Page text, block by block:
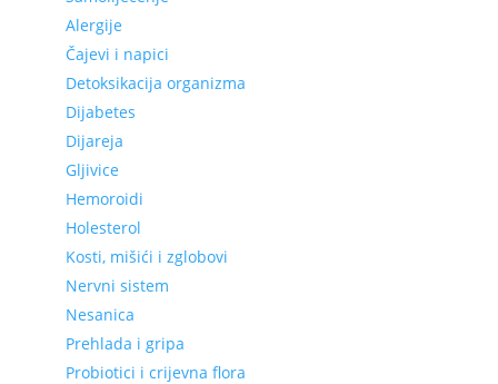
Alergije
Čajevi i napici
Detoksikacija organizma
Dijabetes
Dijareja
Gljivice
Hemoroidi
Holesterol
Kosti, mišići i zglobovi
Nervni sistem
Nesanica
Prehlada i gripa
Probiotici i crijevna flora